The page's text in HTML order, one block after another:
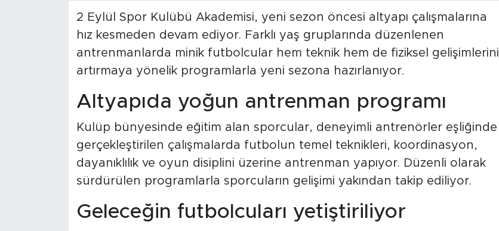
2 Eylül Spor Kulübü Akademisi, yeni sezon öncesi altyapı çalışmalarına
hız kesmeden devam ediyor. Farklı yaş gruplarında düzenlenen
antrenmanlarda minik futbolcular hem teknik hem de fiziksel gelişimlerini
artırmaya yönelik programlarla yeni sezona hazırlanıyor.
Altyapıda yoğun antrenman programı
Kulüp bünyesinde eğitim alan sporcular, deneyimli antrenörler eşliğinde
gerçekleştirilen çalışmalarda futbolun temel teknikleri, koordinasyon,
dayanıklılık ve oyun disiplini üzerine antrenman yapıyor. Düzenli olarak
sürdürülen programlarla sporcuların gelişimi yakından takip ediliyor.
Geleceğin futbolcuları yetiştiriliyor